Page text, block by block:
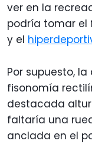
ver en la
podría tomar el
y el
Por supuesto,
fisonomía
destacada
faltaría una
anclada en el